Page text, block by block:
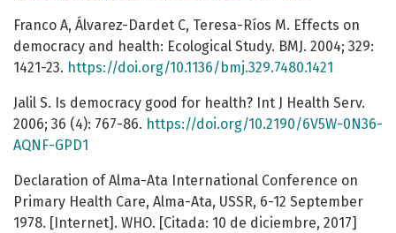
Franco A, Álvarez-Dardet C, Teresa-Ríos M. Effects on
democracy and health: Ecological Study. BMJ. 2004; 329:
1421-23. https://doi.org/10.1136/bmj.329.7480.1421
Jalil S. Is democracy good for health? Int J Health Serv.
2006; 36 (4): 767-86. https://doi.org/10.2190/6V5W-0N36-
AQNF-GPD1
Declaration of Alma-Ata International Conference on
Primary Health Care, Alma-Ata, USSR, 6-12 September
1978. [Internet]. WHO. [Citada: 10 de diciembre, 2017]